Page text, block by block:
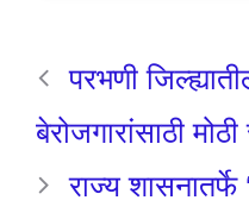
परभणी
बेरोजगारांसाठी
राज्य शासनातर्फे